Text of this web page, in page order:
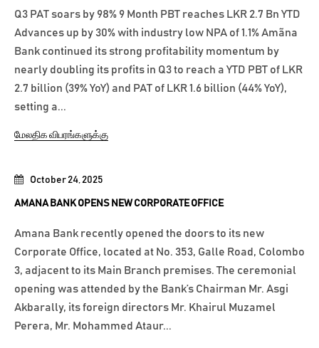
October 24, 2025
AMANA BANK OPENS NEW CORPORATE OFFICE
Amana Bank recently opened the doors to its new
Corporate Office, located at No. 353, Galle Road, Colombo
3, adjacent to its Main Branch premises. The ceremonial
opening was attended by the Bank’s Chairman Mr. Asgi
Akbarally, its foreign directors Mr. Khairul Muzamel
Perera, Mr. Mohammed Ataur...
Q3 PAT soars by 98% 9 Month PBT reaches LKR 2.7 Bn YTD
Advances up by 30% with industry low NPA of 1.1% Amãna
Bank continued its strong profitability momentum by
nearly doubling its profits in Q3 to reach a YTD PBT of LKR
2.7 billion (39% YoY) and PAT of LKR 1.6 billion (44% YoY),
setting a...
மேலதிக விபரங்களுக்கு